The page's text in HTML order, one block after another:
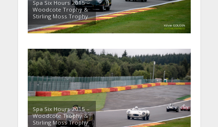
Spa Six Hours 2015 –
Woodcote Trophy &
Stirling Moss Trophy
Spa Six Hours 2015 –
Woodcote Trophy &
Stirling Moss Trophy